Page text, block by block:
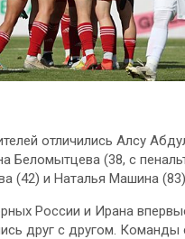
отличились Алсу
Беломытцева (38, с
(42) и Наталья Машина
России и Ирана
друг с другом.